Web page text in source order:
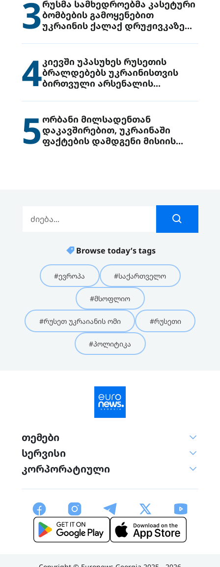
3რუსმა სამხედროებმა კასეტური
ბომბების გამოყენებით
უკრაინის ქალაქ დრუჟივკაზე
4კიევში უპასუხეს რუსეთის
ბრალდებებს უკრაინისთვის
ბირთვული არსენალის
5ორბანი მილსადენთან
დაკავშირებით, უკრაინაში
ფაქტების დამდგენი მისიის
Browse today’s tags
#ევროპა #საქართველო
#მსოფლიო
#რუსეთ უკრაიანის ომი #რუსეთი
#პოლიტიკა
თემები
სერვისი
კორპორატიული